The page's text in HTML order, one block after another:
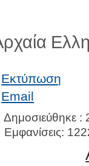
Εκτύπωση
Email
Δημοσιεύθηκε :
Εμφανίσεις: